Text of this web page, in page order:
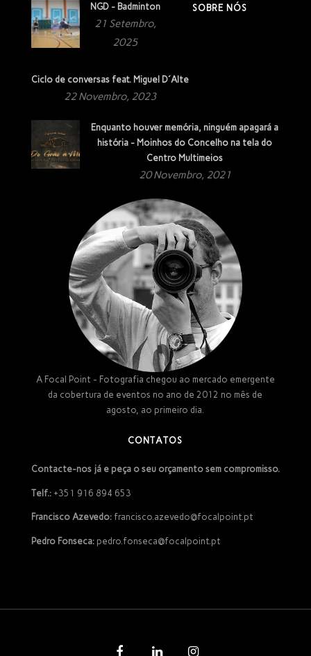
NGD - Badminton
21 Setembro,
2025
Ciclo de conversas feat. Miguel D´Alte
22 Novembro, 2023
Enquanto houver memória, ninguém apagará a
história - Moinhos do Concelho na tela do
Centro Multimeios
20 Novembro, 2021
SOBRE NÓS
A Focal Point - Fotografia chegou ao mercado emergente
da cobertura de eventos no ano de 2012 no mês de
agosto, ao primeiro dia.
CONTATOS
Contacte-nos já e peça o seu orçamento sem compromisso.
Telf.:+351 916 894 653
Francisco Azevedo:francisco.azevedo@focalpoint.pt
Pedro Fonseca:pedro.fonseca@focalpoint.pt